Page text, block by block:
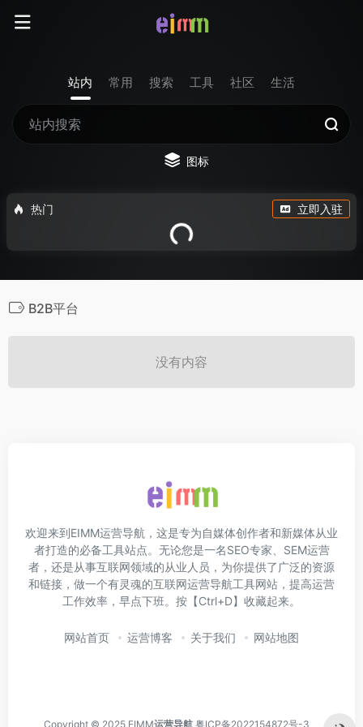
站内 常用 搜索 工具 社区 生活
图标
热门 立即入驻
B2B平台
没有内容
欢迎来到EIMM运营导航，这是专为自媒体创作者和新媒体从业
者打造的必备工具站点。无论您是一名SEO专家、SEM运营
者，还是从事互联网领域的从业人员，为你提供了广泛的资源
和链接，做一个有灵魂的互联网运营导航工具网站，提高运营
工作效率，早点下班。按【Ctrl+D】收藏起来。
网站首页 运营博客 关于我们 网站地图
Copyright © 2025 EIMM运营导航 粤ICP备2022154872号-3